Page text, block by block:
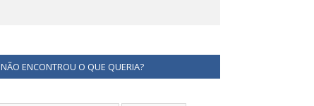
NÃO ENCONTROU O QUE QUERIA?